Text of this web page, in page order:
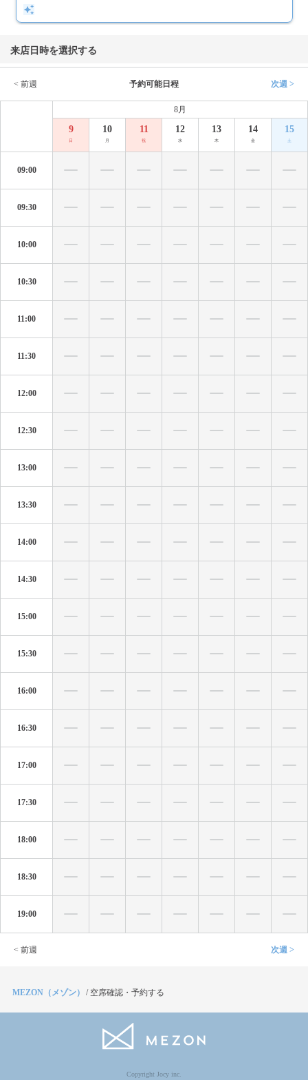
来店日時を選択する
< 前週 予約可能日程 次週 >
8月
9
日
10
月
11
祝
12
水
13
木
14
金
15
土
09:00
09:30
10:00
10:30
11:00
11:30
12:00
12:30
13:00
13:30
14:00
14:30
15:00
15:30
16:00
16:30
17:00
17:30
18:00
18:30
19:00
< 前週 次週 >
MEZON（メゾン） / 空席確認・予約する
Copyright Jocy inc.